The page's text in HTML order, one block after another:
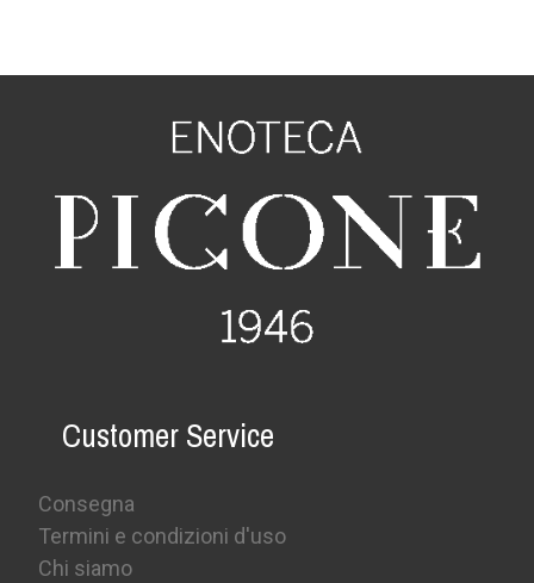
Customer Service
Consegna
Termini e condizioni d'uso
Chi siamo